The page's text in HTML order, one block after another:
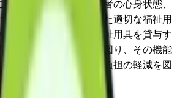
とができるよう、利用者の心身状態、
ている環境等を踏まえた適切な福祉用
け、調整等を行い、福祉用具を貸与す
の日常生活上の便宜を図り、その機能
利用者を介護する者の負担の軽減を図